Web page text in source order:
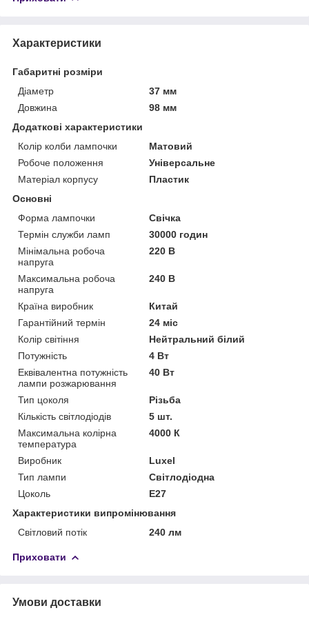
Характеристики
Габаритні розміри
Діаметр
37 мм
Довжина
98 мм
Додаткові характеристики
Колір колби лампочки
Матовий
Робоче положення
Універсальне
Матеріал корпусу
Пластик
Основні
Форма лампочки
Свічка
Термін служби ламп
30000 годин
Мінімальна робоча
напруга
220 В
Максимальна робоча
напруга
240 В
Країна виробник
Китай
Гарантійний термін
24 міс
Колір світіння
Нейтральний білий
Потужність
4 Вт
Еквівалентна потужність
лампи розжарювання
40 Вт
Тип цоколя
Різьба
Кількість світлодіодів
5 шт.
Максимальна колірна
температура
4000 К
Виробник
Luxel
Тип лампи
Світлодіодна
Цоколь
E27
Характеристики випромінювання
Світловий потік
240 лм
Приховати
Умови доставки